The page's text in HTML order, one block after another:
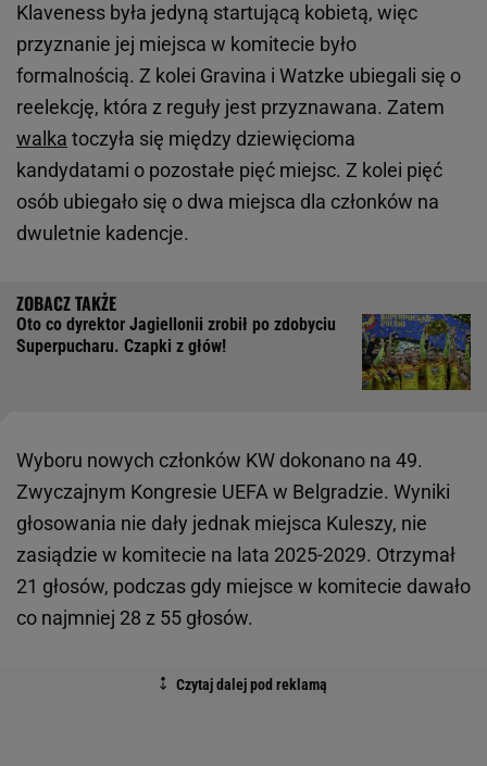
Klaveness była jedyną startującą kobietą, więc
przyznanie jej miejsca w komitecie było
formalnością. Z kolei Gravina i Watzke ubiegali się o
reelekcję, która z reguły jest przyznawana. Zatem
walka toczyła się między dziewięcioma
kandydatami o pozostałe pięć miejsc. Z kolei pięć
osób ubiegało się o dwa miejsca dla członków na
dwuletnie kadencje.
Oto co dyrektor Jagiellonii zrobił po zdobyciu
Superpucharu. Czapki z głów!
Wyboru nowych członków KW dokonano na 49.
Zwyczajnym Kongresie UEFA w Belgradzie. Wyniki
głosowania nie dały jednak miejsca Kuleszy, nie
zasiądzie w komitecie na lata 2025-2029. Otrzymał
21 głosów, podczas gdy miejsce w komitecie dawało
co najmniej 28 z 55 głosów.